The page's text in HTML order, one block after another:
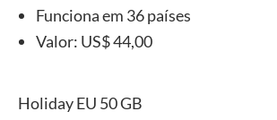
Funciona em 36 países
Valor: US$ 44,00
Holiday EU 50 GB